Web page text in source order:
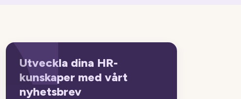
Utveckla dina HR-
kunskaper med vårt
nyhetsbrev